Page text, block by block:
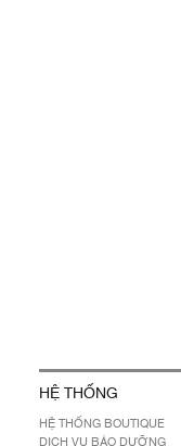
HỆ THỐNG
HỆ THỐNG BOUTIQUE
DỊCH VỤ BẢO DƯỠNG